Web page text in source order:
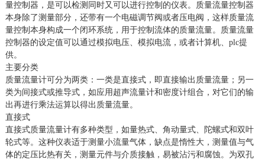
量控制器，是可以检测同时又可以进行控制的仪表。质量流量控制器
本身除了测量部分，还带有一个电磁调节阀或者压电阀，这样质量流
量控制本身构成一个闭环系统，用于控制流体的质量流量。质量流量
控制器的设定值可以通过模拟电压、模拟电流，或者计算机、plc提
供。
主要分类
质量流量计可分为两类：一类是直接式，即直接输出质量流量；另一
类为间接式或推导式，如应用超声流量计和密度计组合，对它们的输
出再进行乘法运算以得出质量流量。
直接式
直接式质量流量计有多种类型，如量热式、角动量式、陀螺式和双叶
轮式等。这种仪表适于测量小流量气体，缺点是惰性大，测量值与气
体的定压比热有关，测量元件与介质接触，易被沾污和腐蚀。为双孔